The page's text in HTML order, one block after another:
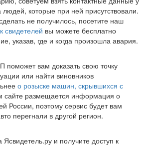
людей, которые при ней присутствовали.
не получилось, посетите наш
свидетелей вы можете бесплатно
указав, где и когда произошла авария.
поможет вам доказать свою точку
или найти виновников
о розыске машин, скрывшихся с
сайте размещается информация о
России, поэтому сервис будет вам
перегнали в другой регион.
Ясвидетель.ру и получите доступ к